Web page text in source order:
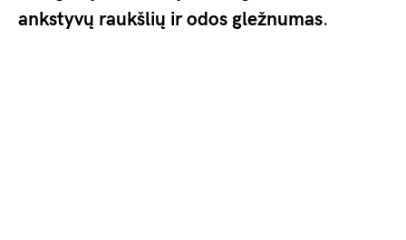
ankstyvų raukšlių ir odos gležnumas.